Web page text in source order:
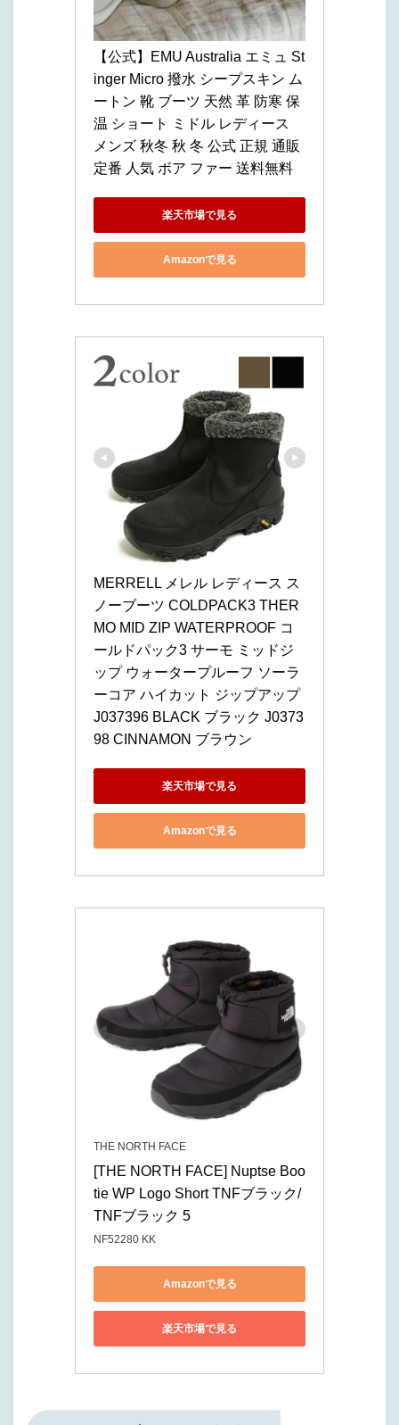
【公式】EMU Australia エミュ St
inger Micro 撥水 シープスキン ム
ートン 靴 ブーツ 天然 革 防寒 保
温 ショート ミドル レディース
メンズ 秋冬 秋 冬 公式 正規 通販
定番 人気 ボア ファー 送料無料
楽天市場で見る
Amazonで見る
MERRELL メレル レディース ス
ノーブーツ COLDPACK3 THER
MO MID ZIP WATERPROOF コ
ールドパック3 サーモ ミッドジ
ップ ウォータープルーフ ソーラ
ーコア ハイカット ジップアップ
J037396 BLACK ブラック J0373
98 CINNAMON ブラウン
楽天市場で見る
Amazonで見る
THE NORTH FACE
[THE NORTH FACE] Nuptse Boo
tie WP Logo Short TNFブラック/
TNFブラック 5
NF52280 KK
Amazonで見る
楽天市場で見る